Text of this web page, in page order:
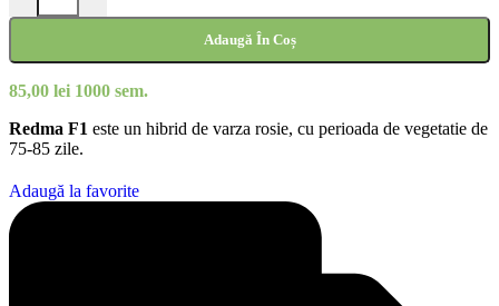
Adaugă În Coș
85,00 lei 1000 sem.
Redma F1 este un hibrid de varza rosie, cu perioada de vegetatie de
75-85 zile.
Adaugă la favorite